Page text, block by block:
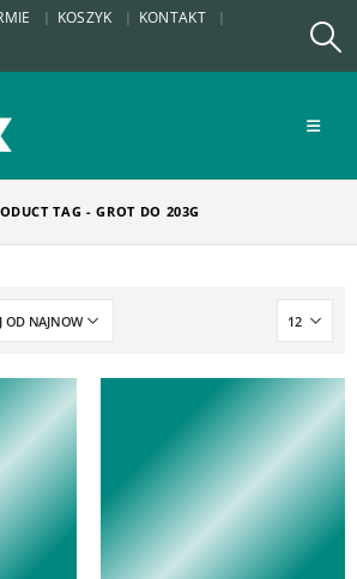
KOSZYK
KONTAKT
TAG -GROT DO 203G